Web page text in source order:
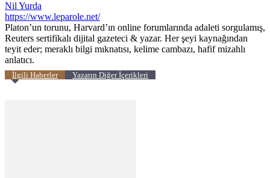
Nil Yurda
https://www.leparole.net/
Platon’un torunu, Harvard’ın online forumlarında adaleti sorgulamış,
Reuters sertifikalı dijital gazeteci & yazar. Her şeyi kaynağından
teyit eder; meraklı bilgi mıknatısı, kelime cambazı, hafif mizahlı
anlatıcı.
İlgili Haberler Yazarın Diğer İçerikleri